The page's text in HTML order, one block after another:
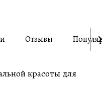
Отзывы
красоты для